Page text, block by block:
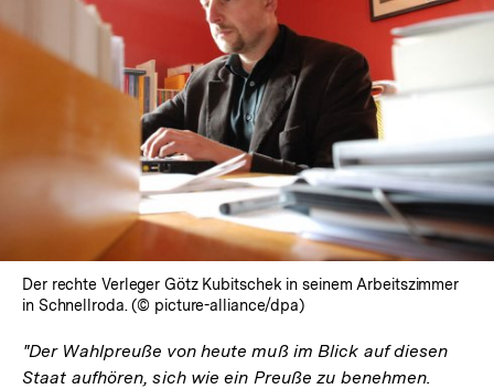
Der rechte Verleger Götz Kubitschek in seinem Arbeitszimmer
in Schnellroda. (© picture-alliance/dpa)
"Der Wahlpreuße von heute muß im Blick auf diesen
Staat aufhören, sich wie ein Preuße zu benehmen.